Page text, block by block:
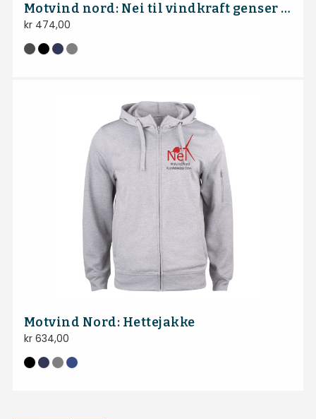
Motvind nord: Nei til vindkraft genser med lomme
kr474,00
Motvind Nord: Hettejakke
kr634,00